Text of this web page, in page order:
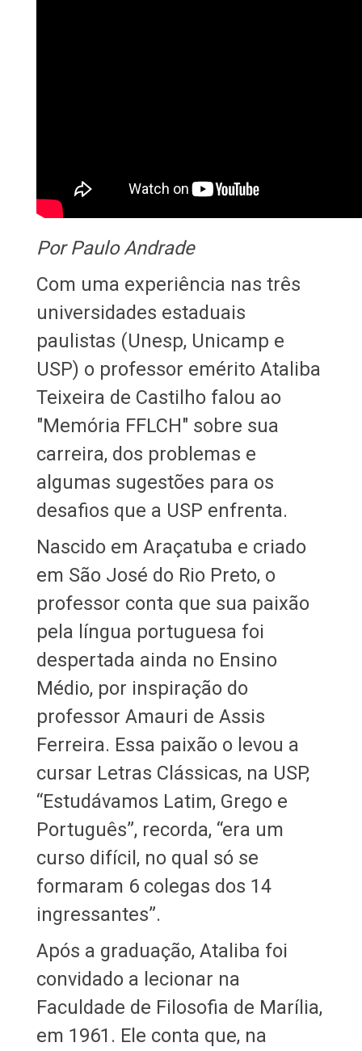
Por Paulo Andrade
Com uma experiência nas três
universidades estaduais
paulistas (Unesp, Unicamp e
USP) o professor emérito Ataliba
Teixeira de Castilho falou ao
"Memória FFLCH" sobre sua
carreira, dos problemas e
algumas sugestões para os
desafios que a USP enfrenta.
Nascido em Araçatuba e criado
em São José do Rio Preto, o
professor conta que sua paixão
pela língua portuguesa foi
despertada ainda no Ensino
Médio, por inspiração do
professor Amauri de Assis
Ferreira. Essa paixão o levou a
cursar Letras Clássicas, na USP,
“Estudávamos Latim, Grego e
Português”, recorda, “era um
curso difícil, no qual só se
formaram 6 colegas dos 14
ingressantes”.
Após a graduação, Ataliba foi
convidado a lecionar na
Faculdade de Filosofia de Marília,
em 1961. Ele conta que, na